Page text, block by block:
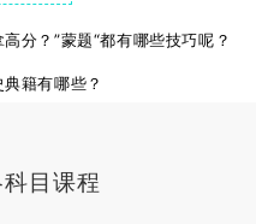
分？”蒙题“都有哪些技巧呢？
籍有哪些？
目课程